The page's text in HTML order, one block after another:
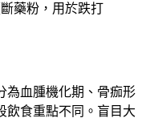
藥粉，用於跌打
為血腫機化期、骨痂形
飲食重點不同。盲目大